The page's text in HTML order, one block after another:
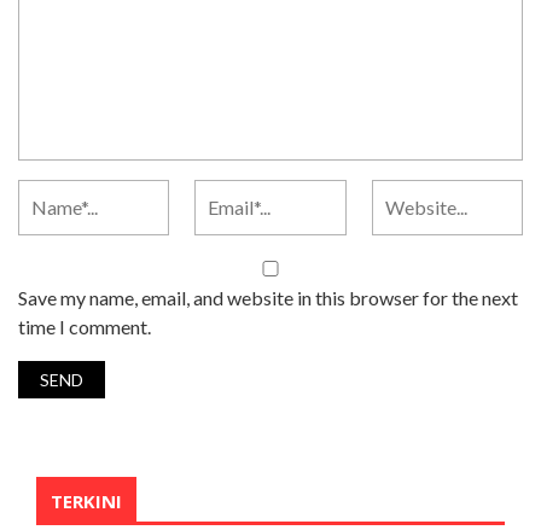
Save my name, email, and website in this browser for the next
time I comment.
TERKINI